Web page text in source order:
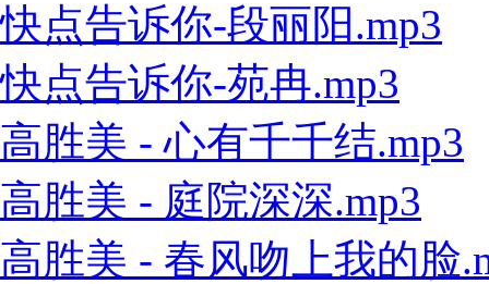
快点告诉你-段丽阳.mp3
快点告诉你-苑冉.mp3
高胜美 - 心有千千结.mp3
高胜美 - 庭院深深.mp3
高胜美 - 春风吻上我的脸